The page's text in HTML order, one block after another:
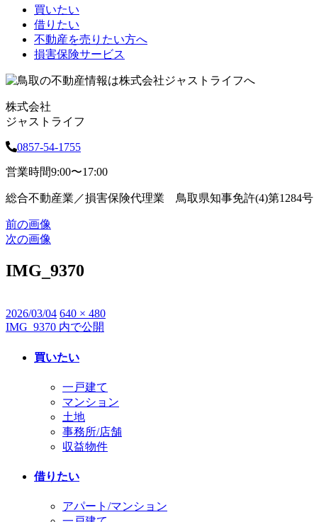
買いたい
借りたい
不動産を売りたい方へ
損害保険サービス
株式会社
ジャストライフ
0857-54-1755
営業時間9:00〜17:00
総合不動産業／損害保険代理業 鳥取県知事免許(4)第1284号
前の画像
次の画像
IMG_9370
投
稿
2026/03/04 フ
ル
イ
640 × 480
投
IMG_9370 内で公開
買いたい
一戸建て
マンション
土地
事務所/店舗
収益物件
借りたい
アパート/マンション